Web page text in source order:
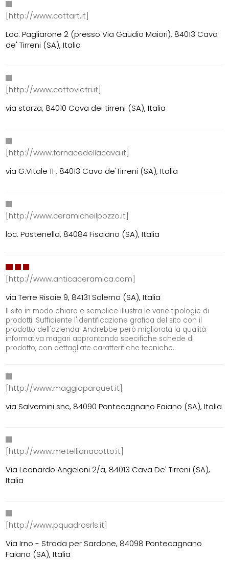
[http://www.cottart.it]
Loc. Pagliarone 2 (presso Via Gaudio Maiori), 84013 Cava
de' Tirreni (SA), Italia
[http://www.cottovietri.it]
via starza, 84010 Cava dei tirreni (SA), Italia
[http://www.fornacedellacava.it]
via G.Vitale 11 , 84013 Cava de'Tirreni (SA), Italia
[http://www.ceramicheilpozzo.it]
loc. Pastenella, 84084 Fisciano (SA), Italia
[http://www.anticaceramica.com]
via Terre Risaie 9, 84131 Salerno (SA), Italia
Il sito in modo chiaro e semplice illustra le varie tipologie di
prodotti. Sufficiente l'identificazione grafica del sito con il
prodotto dell'azienda. Andrebbe però migliorata la qualità
informativa magari approntando specifiche schede di
prodotto, con dettagliate caratteritiche tecniche.
[http://www.maggioparquet.it]
via Salvemini snc, 84090 Pontecagnano Faiano (SA), Italia
[http://www.metellianacotto.it]
Via Leonardo Angeloni 2/a, 84013 Cava De' Tirreni (SA),
Italia
[http://www.pquadrosrls.it]
Via Irno - Strada per Sardone, 84098 Pontecagnano
Faiano (SA), Italia